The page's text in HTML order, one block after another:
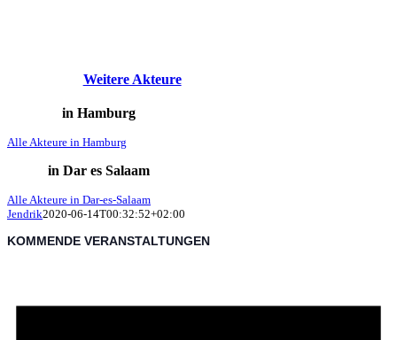
Weitere Akteure
in Hamburg
Alle Akteure in Hamburg
in Dar es Salaam
Alle Akteure in Dar-es-Salaam
Jendrik2020-06-14T00:32:52+02:00
KOMMENDE VERANSTALTUNGEN